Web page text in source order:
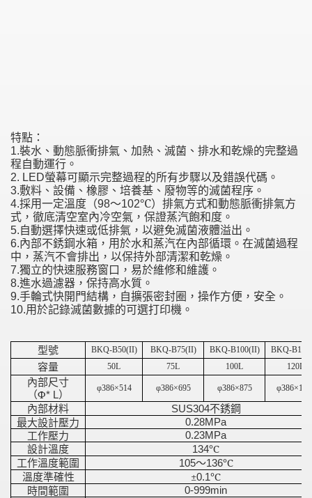
特點：
1.裝水、動態脈衝排氣、加熱、滅菌、排水和乾燥的完整過
程自動運行。
2. LED螢幕可顯示完整過程的所有步驟以及錯誤代碼。
3.敷料、設備、橡膠、培養基、廢物等的滅菌程序。
4.採用一定溫度（98〜102℃）排氣方式和動態脈衝排氣方
式，徹底清空室內冷空氣，保證蒸汽飽和度。
5.自動選擇快速或低排氣，以避免滅菌液體溢出。
6.內部不銹鋼水箱，用於水和蒸汽在內部循環。在滅菌過程
中，蒸汽不會排出，以保持外部清潔和乾燥。
7.獨立的快速服務窗口，易於維修和維護。
8.進水過濾器，保持高水質。
9.手輪式快開門結構，自擴張密封圈，操作方便，安全。
10.用於記錄滅菌數據的可選打印機。
型號 BKQ-B50(II) BKQ-B75(II) BKQ-B100(II) BKQ-
容量 50L 75L 100L 120L
內部尺寸
（Φ* L） φ386×514 φ386×695 φ386×875
內部材料 SUS304不銹鋼
最大設計壓力
0.28MPa
工作壓力 0.23MPa
設計溫度 134℃
工作溫度範圍
105〜136℃
溫度準確性
±0.1℃
時間範圍
0-999min